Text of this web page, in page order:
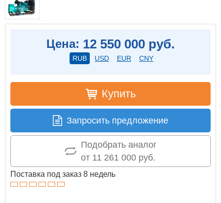
Цена: 12 550 000 руб.
RUB USD EUR CNY
Купить
Запросить предложение
Подобрать аналог
от 11 261 000 руб.
Поставка под заказ 8 недель